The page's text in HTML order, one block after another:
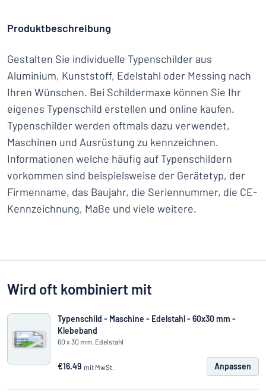
Produktbeschreibung
Gestalten Sie individuelle Typenschilder aus
Aluminium, Kunststoff, Edelstahl oder Messing nach
Ihren Wünschen. Bei Schildermaxe können Sie Ihr
eigenes Typenschild erstellen und online kaufen.
Typenschilder werden oftmals dazu verwendet,
Maschinen und Ausrüstung zu kennzeichnen.
Informationen welche häufig auf Typenschildern
vorkommen sind beispielsweise der Gerätetyp, der
Firmenname, das Baujahr, die Seriennummer, die CE-
Kennzeichnung, Maße und viele weitere.
Wird oft kombiniert mit
Typenschild - Maschine - Edelstahl - 60x30 mm -
Klebeband
60 x 30 mm, Edelstahl
€16.49 mit MwSt. Anpassen